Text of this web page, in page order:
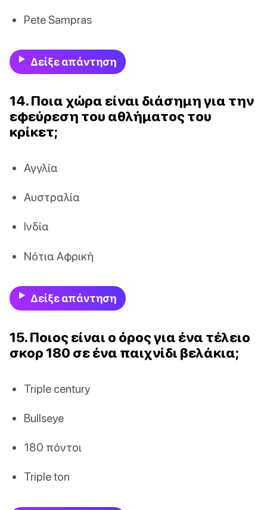
Pete Sampras
Δείξε απάντηση
14. Ποια χώρα είναι διάσημη για την
εφεύρεση του αθλήματος του
κρίκετ;
Αγγλία
Αυστραλία
Ινδία
Νότια Αφρική
Δείξε απάντηση
15. Ποιος είναι ο όρος για ένα τέλειο
σκορ 180 σε ένα παιχνίδι βελάκια;
Triple century
Bullseye
180 πόντοι
Triple ton